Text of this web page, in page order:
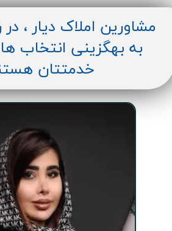
مشاورین املاک دیار ،
به بهگزینی انتخاب
خدمتتان